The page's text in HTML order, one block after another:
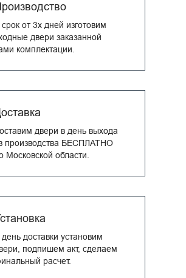
от 3х дней изготовим
двери заказанной
комплектации.
двери в день выхода
производства БЕСПЛАТНО
Московской области.
доставки установим
подпишем акт, сделаем
расчет.